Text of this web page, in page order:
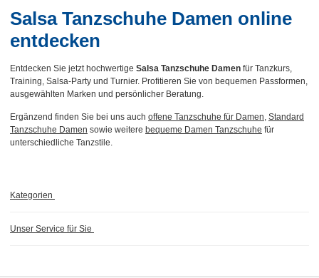
Salsa Tanzschuhe Damen online
entdecken
Entdecken Sie jetzt hochwertige Salsa Tanzschuhe Damen für Tanzkurs,
Training, Salsa-Party und Turnier. Profitieren Sie von bequemen Passformen,
ausgewählten Marken und persönlicher Beratung.
Ergänzend finden Sie bei uns auch offene Tanzschuhe für Damen Standard
Tanzschuhe Damen sowie weitere bequeme Damen Tanzschuhe für
unterschiedliche Tanzstile.
Kategorien
Unser Service für Sie